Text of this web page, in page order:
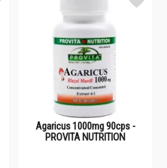
Agaricus 1000mg 90cps -
PROVITA NUTRITION